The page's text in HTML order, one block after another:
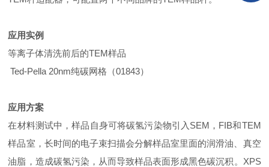
应用实例
等离子体清洗前后的TEM样品
Ted-Pella 20nm纯碳网格（01843）
应用方案
在材料测试中，样品自身可将碳氢污染物引入SEM，FIB和TEM
样品室，长时间的电子束扫描会分解样品室里面的润滑油、真空
油脂，造成碳氢污染，从而导致样品表面形成黑色碳沉积。XPS